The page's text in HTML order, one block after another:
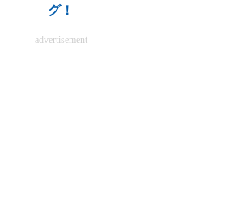
グ！
advertisement